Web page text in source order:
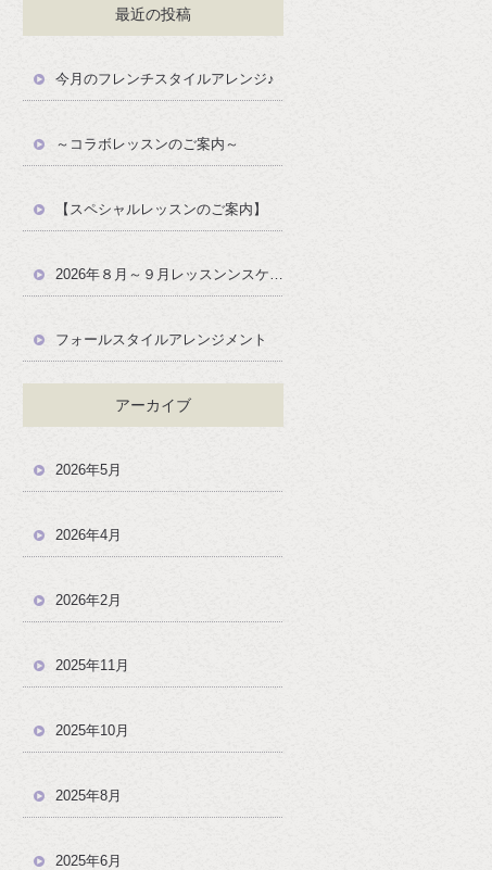
最近の投稿
今月のフレンチスタイルアレンジ♪
～コラボレッスンのご案内～
【スペシャルレッスンのご案内】
フォールスタイルアレンジメント
アーカイブ
2026年5月
2026年4月
2026年2月
2025年11月
2025年10月
2025年8月
2025年6月